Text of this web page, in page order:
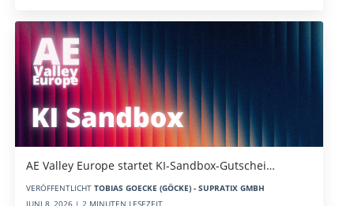
AE Valley Europe startet KI-Sandbox-Gutschei…
VERÖFFENTLICHT TOBIAS GOECKE (GÖCKE) - SUPRATIX GMBH